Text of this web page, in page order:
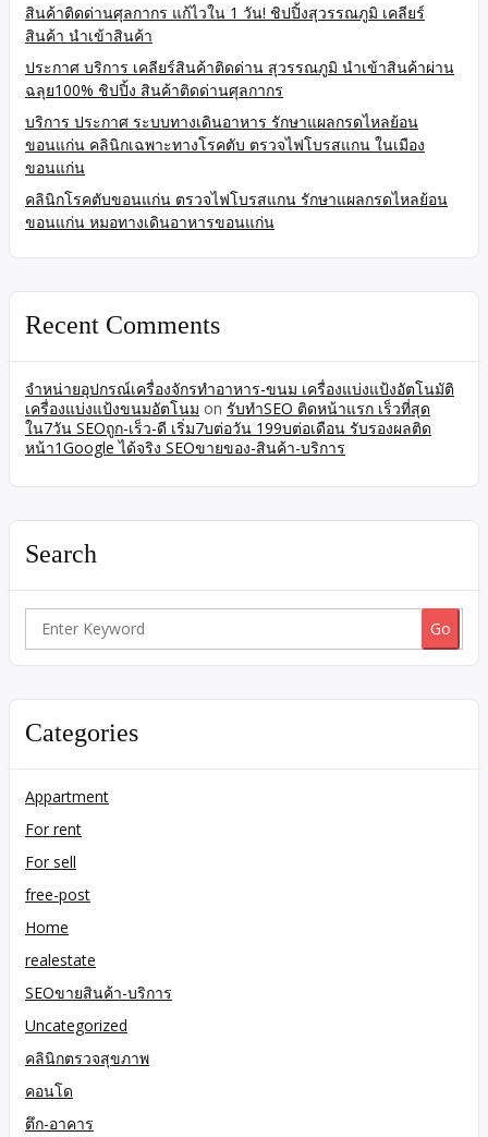
สินค้าติดด่านศุลกากร แก้ไวใน 1 วัน! ชิปปิ้งสุวรรณภูมิ เคลียร์
สินค้า นำเข้าสินค้า
ประกาศ บริการ เคลียร์สินค้าติดด่าน สุวรรณภูมิ นำเข้าสินค้าผ่าน
ฉลุย100% ชิปปิ้ง สินค้าติดด่านศุลกากร
บริการ ประกาศ ระบบทางเดินอาหาร รักษาแผลกรดไหลย้อน
ขอนแก่น คลินิกเฉพาะทางโรคตับ ตรวจไฟโบรสแกน ในเมือง
ขอนแก่น
คลินิกโรคตับขอนแก่น ตรวจไฟโบรสแกน รักษาแผลกรดไหลย้อน
ขอนแก่น หมอทางเดินอาหารขอนแก่น
Recent Comments
จำหน่ายอุปกรณ์เครื่องจักรทำอาหาร-ขนม เครื่องแบ่งแป้งอัตโนมัติ
เครื่องแบ่งแป้งขนมอัตโนม on รับทำSEO ติดหน้าแรก เร็วที่สุด
ใน7วัน SEOถูก-เร็ว-ดี เริ่ม7บต่อวัน 199บต่อเดือน รับรองผลติด
หน้า1Google ได้จริง SEOขายของ-สินค้า-บริการ
Search
Search
Categories
Appartment
For rent
For sell
free-post
Home
realestate
SEOขายสินค้า-บริการ
Uncategorized
คลินิกตรวจสุขภาพ
คอนโด
ตึก-อาคาร